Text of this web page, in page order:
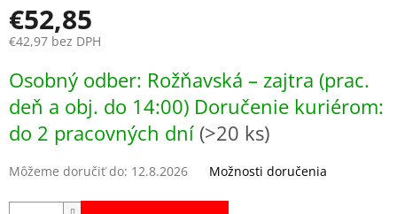
€52,85
€42,97 bez DPH
cena:
Osobný odber: Rožňavská – zajtra (prac.
deň a obj. do 14:00) Doručenie kuriérom:
do 2 pracovných dní (>20 ks)
Môžeme doručiť do: 12.8.2026 Možnosti doručenia